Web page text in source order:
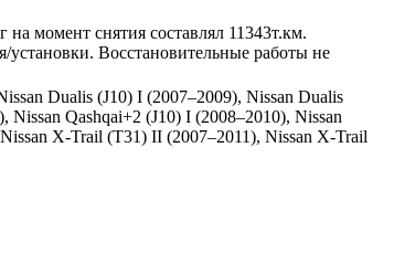
момент снятия составлял 11343т.км.
установки. Восстановительные работы не
Dualis (J10) I (2007–2009), Nissan Dualis
Nissan Qashqai+2 (J10) I (2008–2010), Nissan
X-Trail (T31) II (2007–2011), Nissan X-Trail